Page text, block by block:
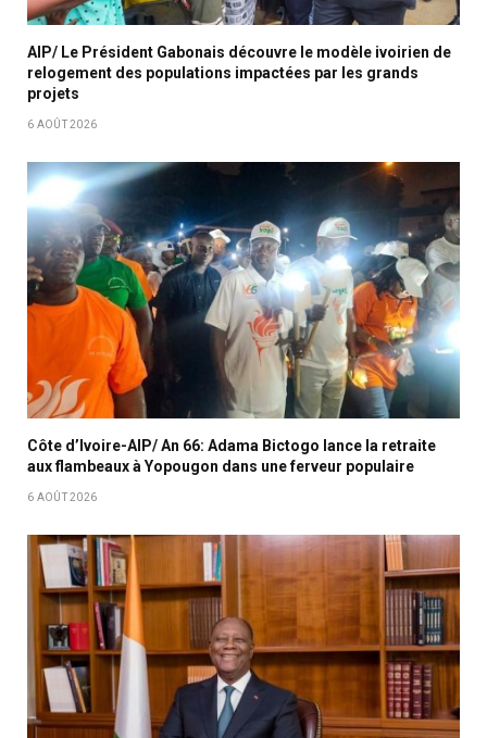
AIP/ Le Président Gabonais découvre le modèle ivoirien de
relogement des populations impactées par les grands
projets
6 AOÛT 2026
Côte d’Ivoire-AIP/ An 66: Adama Bictogo lance la retraite
aux flambeaux à Yopougon dans une ferveur populaire
6 AOÛT 2026